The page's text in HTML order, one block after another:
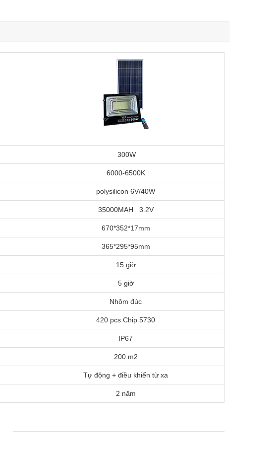
300W
6000-6500K
polysilicon 6V/40W
35000MAH 3.2V
670*352*17mm
365*295*95mm
15 giờ
5 giờ
Nhôm đúc
420 pcs Chip 5730
IP67
200 m2
Tự động + điều khiển từ xa
2 năm